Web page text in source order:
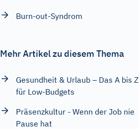
Burn-out-Syndrom
Mehr Artikel zu diesem Thema
Gesundheit & Urlaub – Das A bis Z
für Low-Budgets
Präsenzkultur - Wenn der Job nie
Pause hat